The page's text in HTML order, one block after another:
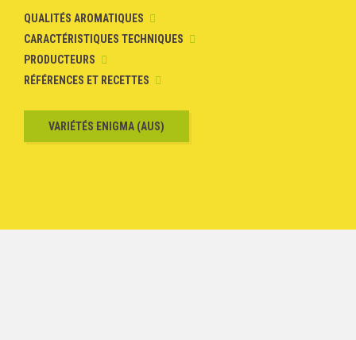
QUALITÉS AROMATIQUES
CARACTÉRISTIQUES TECHNIQUES
PRODUCTEURS
RÉFÉRENCES ET RECETTES
VARIÉTÉS ENIGMA (AUS)